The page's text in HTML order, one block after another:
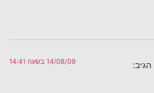
הגיב: 14/08/09 בשעה 14:41